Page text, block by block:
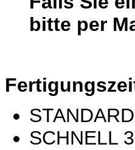
bitte per
SCHNELL